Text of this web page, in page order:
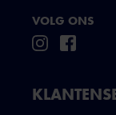
VOLG ONS